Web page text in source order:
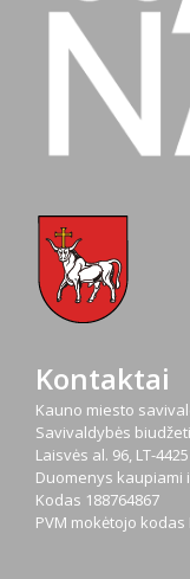
Kontaktai
Kauno miesto
Savivaldybės
Laisvės al. 96, LT-
Duomenys kaupiami
Kodas 188764867
PVM mokėtojo kodas